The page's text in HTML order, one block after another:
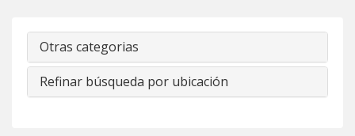
Otras categorias
Refinar búsqueda por ubicación